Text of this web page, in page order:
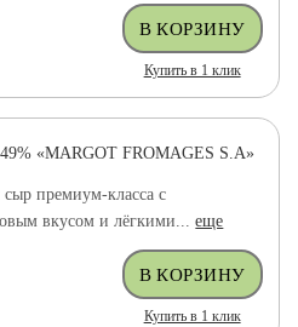
Купить в 1 клик
«MARGOT FROMAGES S.A»
премиум-класса с
вкусом и лёгкими...еще
Купить в 1 клик